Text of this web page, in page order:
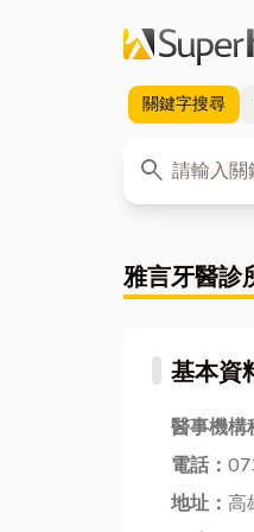
關鍵字搜尋
search
關鍵字
雅言牙醫診
基本資
醫事機構
電話：
地址： 高